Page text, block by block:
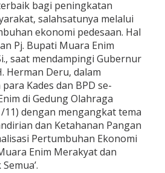
bagi peningkatan
salahsatunya melalui
ekonomi pedesaan. Hal
Pj. Bupati Muara Enim
saat mendampingi Gubernur
Herman Deru, dalam
Kades dan BPD se-
di Gedung Olahraga
11) dengan mengangkat tema
dan Ketahanan Pangan
Pertumbuhan Ekonomi
Enim Merakyat dan